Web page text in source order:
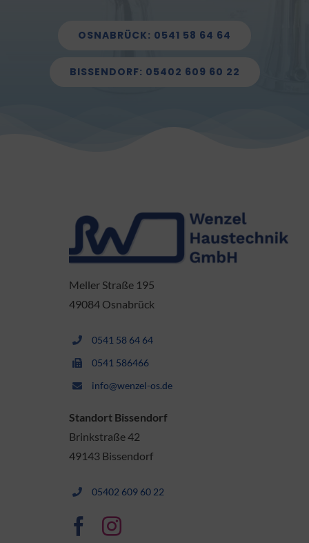
OSNABRÜCK: 0541 58 64 64
BISSENDORF: 05402 609 60 22
Meller Straße 195
49084 Osnabrück
0541 58 64 64
0541 586466
info@wenzel-os.de
Standort Bissendorf
Brinkstraße 42
49143 Bissendorf
05402 609 60 22